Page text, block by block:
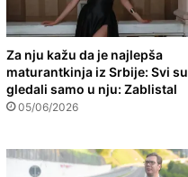
Za nju kažu da je najlepša
maturantkinja iz Srbije: Svi su
gledali samo u nju: Zablistal
05/06/2026